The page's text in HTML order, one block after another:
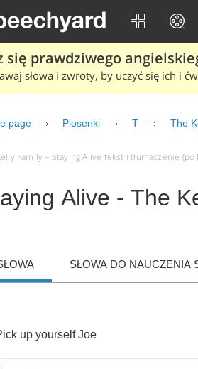
się prawdziwego
słowa i zwroty, by uczyć się ich i
page Piosenki T The
Family – Staying Alive tekst i tłumaczenie
Alive - The
SŁOWA DO NAUCZENIA
up yourself Joe